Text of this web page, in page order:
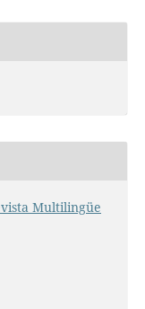
Multilingüe